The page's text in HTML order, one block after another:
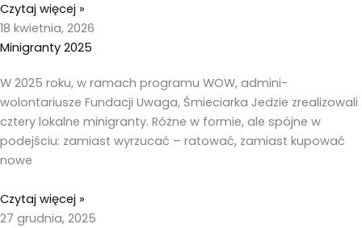
Czytaj więcej »
18 kwietnia, 2026
Minigranty 2025
W 2025 roku, w ramach programu WOW, admini-
wolontariusze Fundacji Uwaga, Śmieciarka Jedzie zrealizowali
cztery lokalne minigranty. Różne w formie, ale spójne w
podejściu: zamiast wyrzucać – ratować, zamiast kupować
nowe
Czytaj więcej »
27 grudnia, 2025